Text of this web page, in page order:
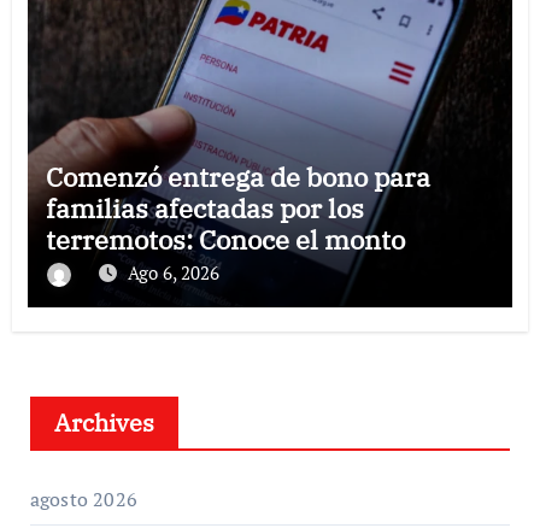
Comenzó entrega de bono para
familias afectadas por los
terremotos: Conoce el monto
Ago 6, 2026
Archives
agosto 2026